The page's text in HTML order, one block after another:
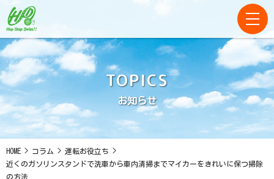
TOPICS
お知らせ
HOME > コラム > 運転お役立ち >
近くのガソリンスタンドで洗車から車内清掃までマイカーをきれいに保つ掃除
の方法